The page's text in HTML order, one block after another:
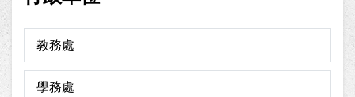
教務處
學務處